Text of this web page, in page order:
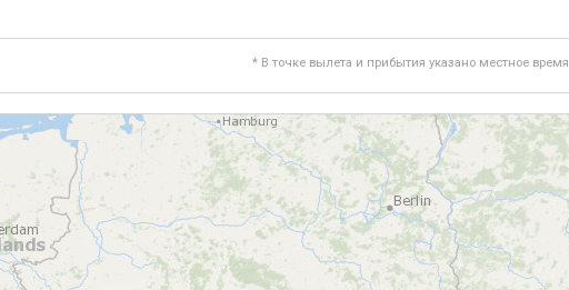
* В точке вылета и прибытия указано местное время